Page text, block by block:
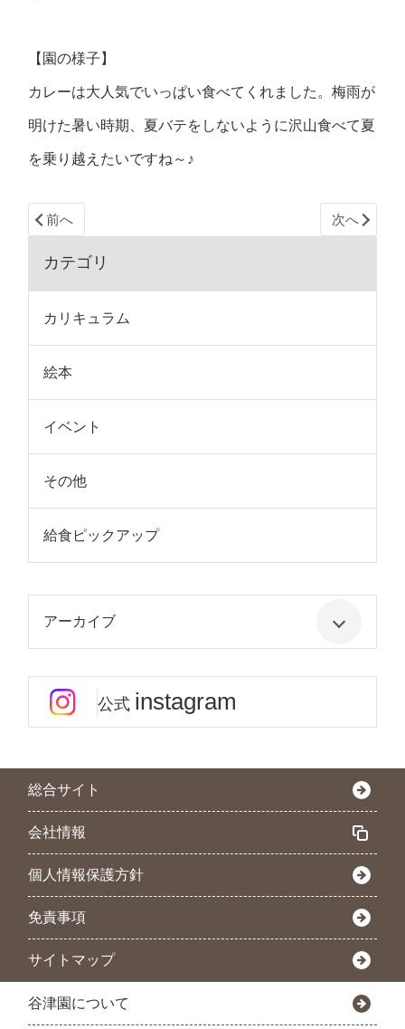
【園の様子】
カレーは大人気でいっぱい食べてくれました。梅雨が
明けた暑い時期、夏バテをしないように沢山食べて夏
を乗り越えたいですね～♪
前へ 次へ
カテゴリ
カリキュラム
絵本
イベント
その他
給食ピックアップ
アーカイブ
公式 instagram
総合サイト
会社情報
個人情報保護方針
免責事項
サイトマップ
谷津園について